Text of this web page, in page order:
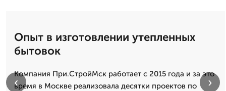
Опыт в изготовлении утепленных
бытовок
Компания При.СтройМск работает с 2015 года и за это
время в Москве реализовала десятки проектов по
‹ ›